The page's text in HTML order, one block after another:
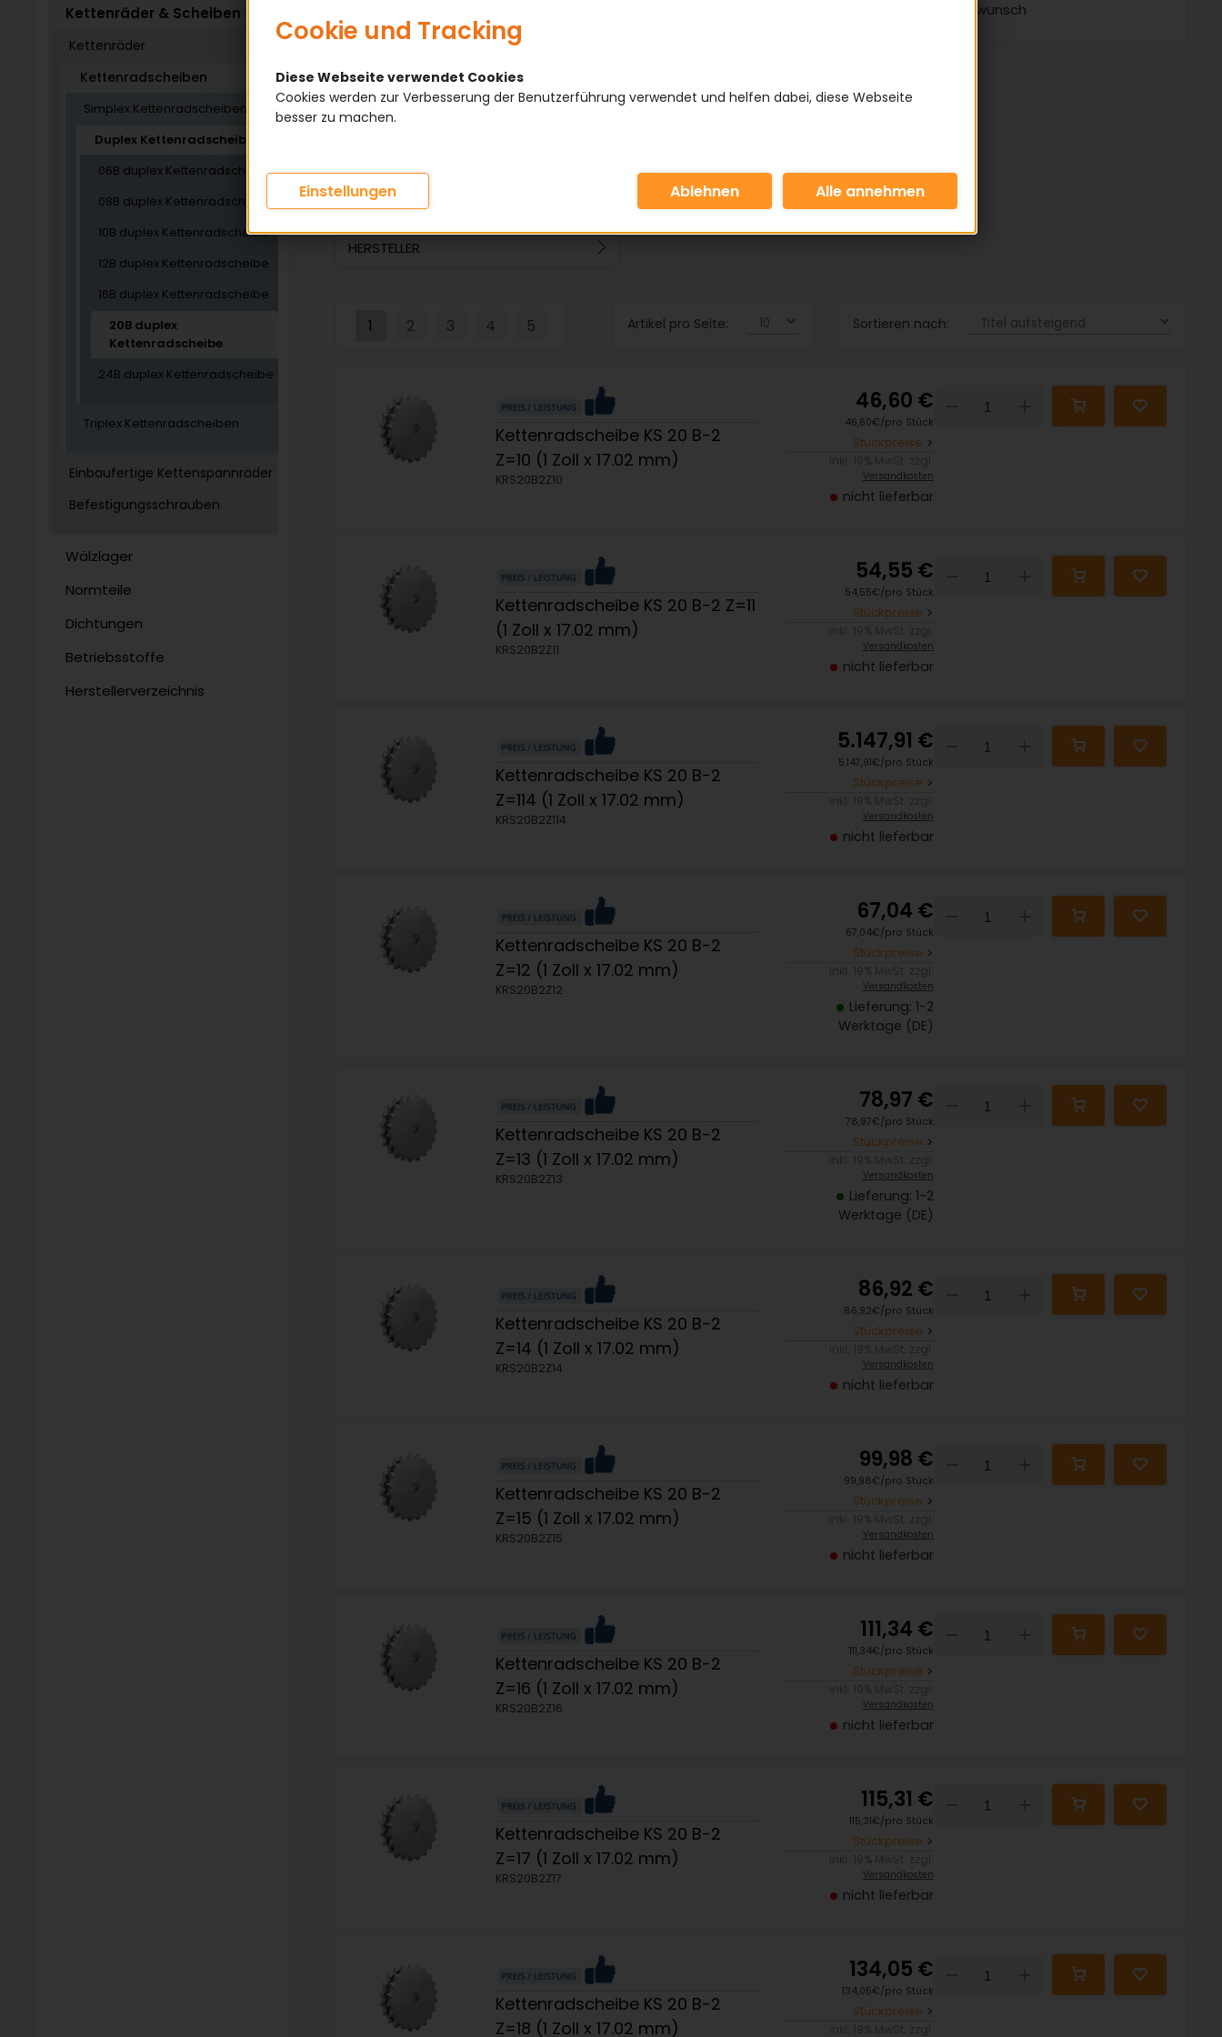
Kettenräder & Scheiben
Kettenräder
Kettenradscheiben
Simplex Kettenradscheiben
Duplex Kettenradscheiben
06B duplex Kettenradscheibe
08B duplex Kettenradscheibe
10B duplex Kettenradscheibe
12B duplex Kettenradscheibe
16B duplex Kettenradscheibe
20B duplex
Kettenradscheibe
24B duplex Kettenradscheibe
Triplex Kettenradscheiben
Einbaufertige Kettenspannräder
Befestigungsschrauben
Wälzlager
Normteile
Dichtungen
Betriebsstoffe
Herstellerverzeichnis
Kundenwunsch
KATEGORIE
TEILUNG MM WELLENAUFNAHME
HERSTELLER
1 2 3 4 5 Sortieren nach:
Artikel pro Seite:
Kettenradscheibe KS 20 B-2
Z=10 (1 Zoll x 17.02 mm)
KRS20B2Z10
46,60 €
46,60€/pro Stück
Stückpreise
Versandkosten
nicht lieferbar
Down
Kettenradscheibe KS 20 B-2 Z=11
(1 Zoll x 17.02 mm)
KRS20B2Z11
54,55 €
54,55€/pro Stück
Stückpreise
Versandkosten
nicht lieferbar
Down
Kettenradscheibe KS 20 B-2
Z=114 (1 Zoll x 17.02 mm)
KRS20B2Z114
5.147,91 €
5.147,91€/pro Stück
Stückpreise
Versandkosten
nicht lieferbar
Down
Kettenradscheibe KS 20 B-2
Z=12 (1 Zoll x 17.02 mm)
KRS20B2Z12
67,04 €
67,04€/pro Stück
Stückpreise
Versandkosten
Lieferung: 1-2
Werktage (DE)
Down
Kettenradscheibe KS 20 B-2
Z=13 (1 Zoll x 17.02 mm)
KRS20B2Z13
78,97 €
78,97€/pro Stück
Stückpreise
Versandkosten
Lieferung: 1-2
Werktage (DE)
Down
Kettenradscheibe KS 20 B-2
Z=14 (1 Zoll x 17.02 mm)
KRS20B2Z14
86,92 €
86,92€/pro Stück
Stückpreise
Versandkosten
nicht lieferbar
Down
Kettenradscheibe KS 20 B-2
Z=15 (1 Zoll x 17.02 mm)
KRS20B2Z15
99,98 €
99,98€/pro Stück
Stückpreise
Versandkosten
nicht lieferbar
Down
Kettenradscheibe KS 20 B-2
Z=16 (1 Zoll x 17.02 mm)
KRS20B2Z16
111,34 €
111,34€/pro Stück
Stückpreise
Versandkosten
nicht lieferbar
Down
Kettenradscheibe KS 20 B-2
Z=17 (1 Zoll x 17.02 mm)
KRS20B2Z17
115,31 €
115,31€/pro Stück
Stückpreise
Versandkosten
nicht lieferbar
Down
Kettenradscheibe KS 20 B-2
Z=18 (1 Zoll x 17.02 mm)
134,05 €
134,05€/pro Stück
Stückpreise
Down
Cookie und Tracking
Diese Webseite verwendet Cookies
Cookies werden zur Verbesserung der Benutzerführung verwendet und helfen dabei, diese Webseite
besser zu machen.
Einstellungen